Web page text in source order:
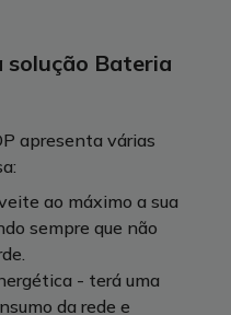
solução Bateria
apresenta várias
ao máximo a sua
sempre que não
- terá uma
da rede e